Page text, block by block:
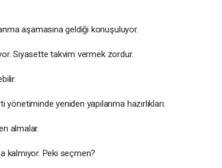
aşamasına geldiği konuşuluyor.
Siyasette takvim vermek zordur.
yönetiminde yeniden yapılanma hazırlıkları.
almalar.
kalmıyor. Peki seçmen?